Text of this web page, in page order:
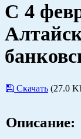
С 4
Скачать (27.0
Описание: